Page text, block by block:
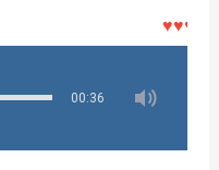
♥♥♥着メ
00:36